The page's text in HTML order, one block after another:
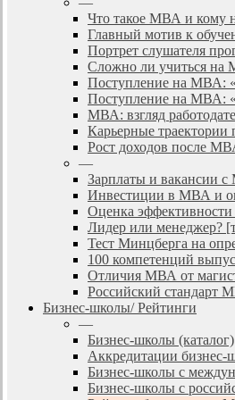
Что такое МВА и кому
Главный мотив к
Портрет слушателя
Сложно ли учиться на
Поступление на МВА:
Поступление на МВА:
МВА: взгляд
Карьерные
Рост доходов после
—
Зарплаты и вакансии с
Инвестиции в МВА и
Оценка
Лидер или менеджер?
Тест Минцберга на
100 компетенций
Отличия МВА от
Российский стандарт
Бизнес-школы/ Рейтинги
—
Бизнес-школы (каталог)
Аккредитации бизнес-
Бизнес-школы с
Бизнес-школы с